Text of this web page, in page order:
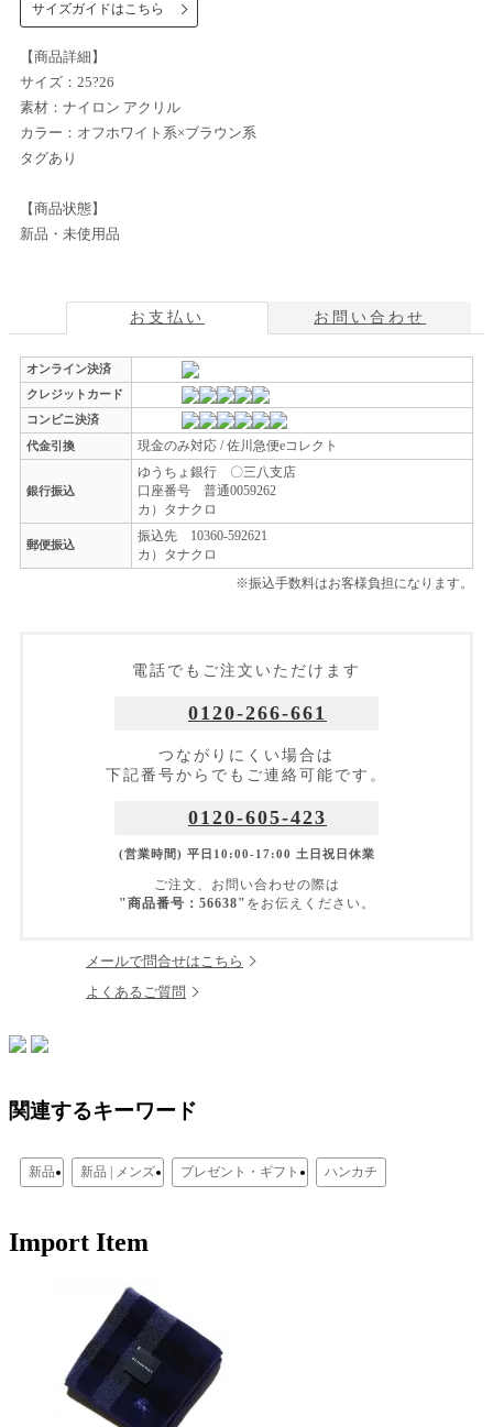
サイズガイドはこちら
【商品詳細】
サイズ：25?26
素材：ナイロン アクリル
カラー：オフホワイト系×ブラウン系
タグあり
【商品状態】
新品・未使用品
お支払い お問い合わせ
オンライン決済
クレジットカード
コンビニ決済
代金引換
現金のみ対応 / 佐川急便eコレクト
銀行振込
ゆうちょ銀行 〇三八支店
口座番号 普通0059262
カ）タナクロ
郵便振込
振込先 10360-592621
カ）タナクロ
※振込手数料はお客様負担になります。
電話でもご注文いただけます
0120-266-661
つながりにくい場合は
下記番号からでもご連絡可能です。
0120-605-423
(営業時間) 平日10:00-17:00 土日祝日休業
ご注文、お問い合わせの際は
"商品番号：56638" をお伝えください。
メールで問合せはこちら
よくあるご質問
関連するキーワード
新品 新品 | メンズ プレゼント・ギフト ハンカチ
Import Item